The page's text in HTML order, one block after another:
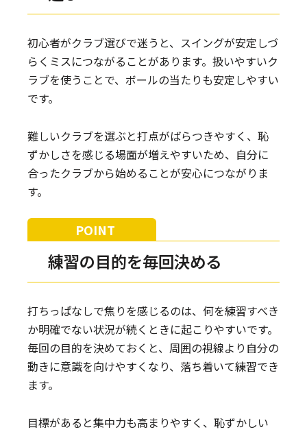
初心者がクラブ選びで迷うと、スイングが安定しづ
らくミスにつながることがあります。扱いやすいク
ラブを使うことで、ボールの当たりも安定しやすい
です。
難しいクラブを選ぶと打点がばらつきやすく、恥
ずかしさを感じる場面が増えやすいため、自分に
合ったクラブから始めることが安心につながりま
す。
練習の目的を毎回決める
打ちっぱなしで焦りを感じるのは、何を練習すべき
か明確でない状況が続くときに起こりやすいです。
毎回の目的を決めておくと、周囲の視線より自分の
動きに意識を向けやすくなり、落ち着いて練習でき
ます。
目標があると集中力も高まりやすく、恥ずかしい